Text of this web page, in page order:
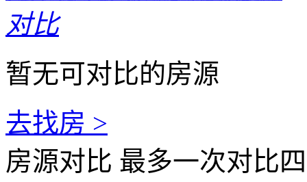
对比
暂无可对比的房源
去找房 >
房源对比 最多一次对比